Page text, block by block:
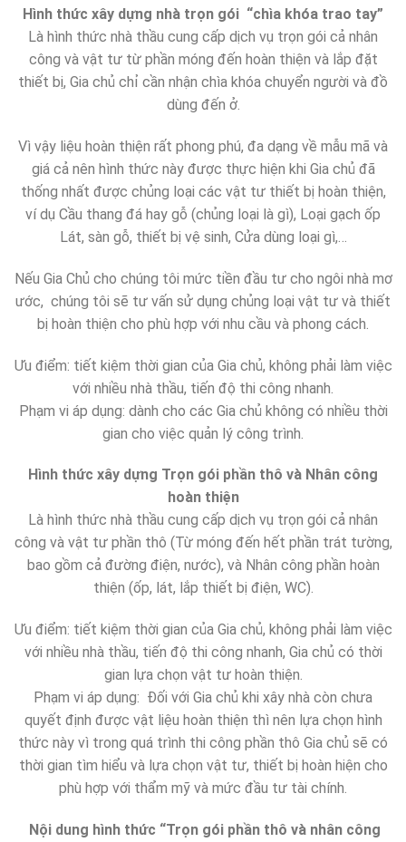
Hình thức xây dựng nhà trọn gói “chìa khóa trao tay”
Là hình thức nhà thầu cung cấp dịch vụ trọn gói cả nhân
công và vật tư từ phần móng đến hoàn thiện và lắp đặt
thiết bị, Gia chủ chỉ cần nhận chìa khóa chuyển người và đồ
dùng đến ở.
Vì vậy liệu hoàn thiện rất phong phú, đa dạng về mẫu mã và
giá cả nên hình thức này được thực hiện khi Gia chủ đã
thống nhất được chủng loại các vật tư thiết bị hoàn thiện,
ví dụ Cầu thang đá hay gỗ (chủng loại là gì), Loại gạch ốp
Lát, sàn gỗ, thiết bị vệ sinh, Cửa dùng loại gì,…
Nếu Gia Chủ cho chúng tôi mức tiền đầu tư cho ngôi nhà mơ
ước, chúng tôi sẽ tư vấn sử dụng chủng loại vật tư và thiết
bị hoàn thiện cho phù hợp với nhu cầu và phong cách.
Ưu điểm: tiết kiệm thời gian của Gia chủ, không phải làm việc
với nhiều nhà thầu, tiến độ thi công nhanh.
Phạm vi áp dụng: dành cho các Gia chủ không có nhiều thời
gian cho việc quản lý công trình.
Hình thức xây dựng Trọn gói phần thô và Nhân công
hoàn thiện
Là hình thức nhà thầu cung cấp dịch vụ trọn gói cả nhân
công và vật tư phần thô (Từ móng đến hết phần trát tường,
bao gồm cả đường điện, nước), và Nhân công phần hoàn
thiện (ốp, lát, lắp thiết bị điện, WC).
Ưu điểm: tiết kiệm thời gian của Gia chủ, không phải làm việc
với nhiều nhà thầu, tiến độ thi công nhanh, Gia chủ có thời
gian lựa chọn vật tư hoàn thiện.
Phạm vi áp dụng: Đối với Gia chủ khi xây nhà còn chưa
quyết định được vật liệu hoàn thiện thì nên lựa chọn hình
thức này vì trong quá trình thi công phần thô Gia chủ sẽ có
thời gian tìm hiểu và lựa chọn vật tư, thiết bị hoàn hiện cho
phù hợp với thẩm mỹ và mức đầu tư tài chính.
Nội dung hình thức “Trọn gói phần thô và nhân công